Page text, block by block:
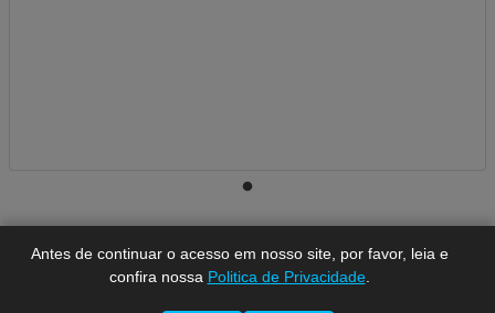
Antes de continuar o acesso em nosso site, por favor, leia e
confira nossa Politica de Privacidade.